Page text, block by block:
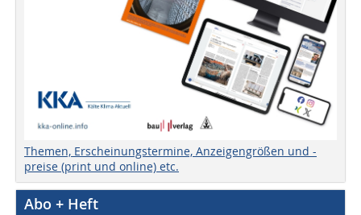
Themen, Erscheinungstermine, Anzeigengrößen und -
preise (print und online) etc.
Abo + Heft